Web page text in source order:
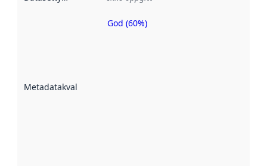
Metadatakvalitet
Metadatakvalitet
God (60%)